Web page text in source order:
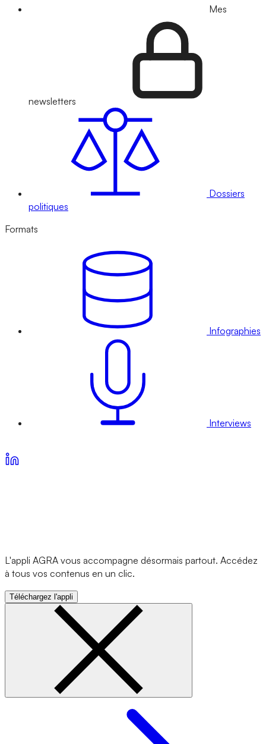
Mes
newsletters
Dossiers
politiques
Formats
Infographies
Interviews
L'appli AGRA vous accompagne désormais partout. Accédez
à tous vos contenus en un clic.
Téléchargez l'appli